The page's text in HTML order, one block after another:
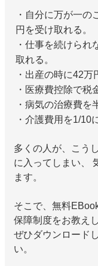
・自分に万が一
円を受け取れる。
・仕事を続けられ
取れる。
・出産の時に42万
・医療費控除で税
・病気の治療費を
・介護費用を1/10
多くの人が、こう
に入ってしまい、
ます。
そこで、無料
保障制度をお教え
ぜひダウンロード
い。